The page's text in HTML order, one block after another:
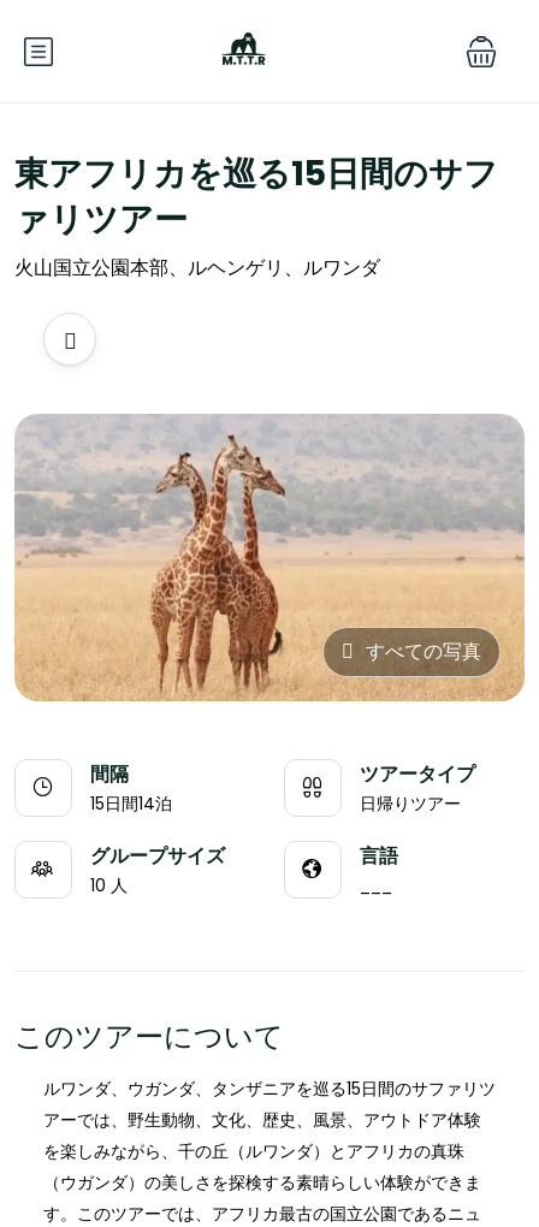
東アフリカを巡る15日間のサフ
ァリツアー
火山国立公園本部、ルヘンゲリ、ルワンダ
すべての写真
間隔
15日間14泊
ツアータイプ
日帰りツアー
グループサイズ
10 人
言語
このツアーについて
ルワンダ、ウガンダ、タンザニアを巡る15日間のサファリツ
アーでは、野生動物、文化、歴史、風景、アウトドア体験
を楽しみながら、千の丘（ルワンダ）とアフリカの真珠
（ウガンダ）の美しさを探検する素晴らしい体験ができま
す。このツアーでは、アフリカ最古の国立公園であるニュ